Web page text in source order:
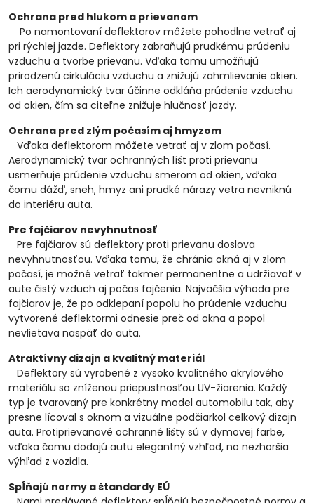
Ochrana pred hlukom a prievanom
Po namontovaní deflektorov môžete pohodlne vetrať aj
pri rýchlej jazde. Deflektory zabraňujú prudkému prúdeniu
vzduchu a tvorbe prievanu. Vďaka tomu umožňujú
prirodzenú cirkuláciu vzduchu a znižujú zahmlievanie okien.
Ich aerodynamický tvar účinne odkláňa prúdenie vzduchu
od okien, čím sa citeľne znižuje hlučnosť jazdy.
Ochrana pred zlým počasím aj hmyzom
Vďaka deflektorom môžete vetrať aj v zlom počasí.
Aerodynamický tvar ochranných líšt proti prievanu
usmerňuje prúdenie vzduchu smerom od okien, vďaka
čomu dážď, sneh, hmyz ani prudké nárazy vetra nevniknú
do interiéru auta.
Pre fajčiarov nevyhnutnosť
Pre fajčiarov sú deflektory proti prievanu doslova
nevyhnutnosťou. Vďaka tomu, že chránia okná aj v zlom
počasí, je možné vetrať takmer permanentne a udržiavať v
aute čistý vzduch aj počas fajčenia. Najväčšia výhoda pre
fajčiarov je, že po odklepaní popolu ho prúdenie vzduchu
vytvorené deflektormi odnesie preč od okna a popol
nevlietava naspäť do auta.
Atraktívny dizajn a kvalitný materiál
Deflektory sú vyrobené z vysoko kvalitného akrylového
materiálu so zníženou priepustnosťou UV-žiarenia. Každý
typ je tvarovaný pre konkrétny model automobilu tak, aby
presne lícoval s oknom a vizuálne podčiarkol celkový dizajn
auta. Protiprievanové ochranné lišty sú v dymovej farbe,
vďaka čomu dodajú autu elegantný vzhľad, no nezhoršia
výhľad z vozidla.
Spĺňajú normy a štandardy EÚ